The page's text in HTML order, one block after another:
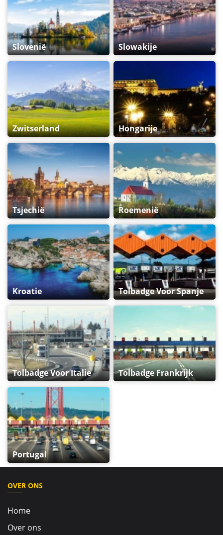
Slovenië Slowakije
Zwitserland Hongarije
Tsjechië Roemenië
Kroatie Tolbadge Voor Spanje
Tolbadge Voor Italie Tolbadge Frankrijk
Portugal
OVER ONS
Home
Over ons